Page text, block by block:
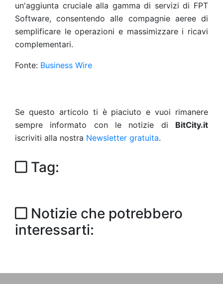
un'aggiunta cruciale alla gamma di servizi di FPT
Software, consentendo alle compagnie aeree di
semplificare le operazioni e massimizzare i ricavi
complementari.
Fonte: Business Wire
Se questo articolo ti è piaciuto e vuoi rimanere
sempre informato con le notizie di BitCity.it
iscriviti alla nostra Newsletter gratuita.
Tag:
Notizie che potrebbero
interessarti: